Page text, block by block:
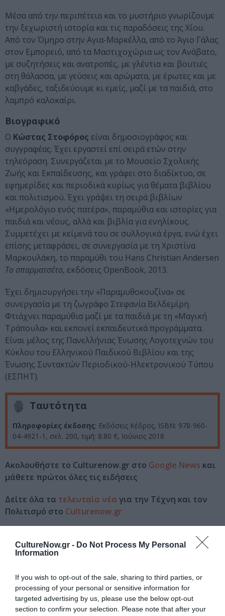
CultureNow.gr - Do Not Process My Personal
Information
If you wish to opt-out of the sale, sharing to third parties, or
processing of your personal or sensitive information for
targeted advertising by us, please use the below opt-out
section to confirm your selection. Please note that after your
Μέσα από την περιπέτεια και το μυστήριο γνωρίζουμε
την ξεχωριστή ιστορία και τις παραδόσεις της Χίου.
Από τον Όμηρο στην Αγια-Μαρκέλλα, από το Άγιο Γάλας
στον Εμπορειό, από τα Μαστιχοχώρια ως τον Ανάβατο,
με συζητήσεις και ανατροπές, με γλέντια και βουτιές
στη θάλασσα, με γεύσεις και αρώματα, με έρωτες και με
καβγάδες, ταξιδεύουμε κι εμείς, μαζί με τα παιδιά, στο
λαμπρό καλοκαίρι.
Βιογραφικό
Ο Κώστας Στοφόρος είναι δημοσιογράφος και
συγγραφέας. Έχει εργαστεί επί σειρά ετών στην
τηλεόραση. Συνεργάζεται με το Μουσείο Σχολικής
Ζωής και Εκπαίδευσης, και γράφει στο διαδίκτυο, σε
εφημερίδες και περιοδικά κυρίως για θέματα βιβλίου
και πολιτισμού. Έχει γράψει τη σειρά βιβλίων
«Ημερολόγιο ενός πατέρα», παραμύθια και ιστορίες για
παιδιά και νέους, αλλά και βιβλία για ενηλίκους.
Συμμετέχει με κείμενά του σε συλλογικά έργα, ενώ έχει
επίσης μεταφράσει, σε συνεργασία με τη Χριστίνα
Μαρκουλάκη, το παραμύθι του Hans Christian Andersen
Το σπαρματσέτο, εκδόσεις OpenBook, 2013.
Έχει δημιουργήσει την «Παραμυθοκουζίνα» σε
συνεργασία με τη ζωγράφο Στεφανία Βελδεμίρη.
Φτιάχνει παραμύθια μαζί με τα παιδιά με τη «Μαγική
Τράπουλα» και εκπονεί εκπαιδευτικά προγράμματα.
Είναι μέλος της Πανελλήνιας Ένωσης Λογοτεχνών του
Κύκλου του Ελληνικού Παιδικού Βιβλίου και της
Ένωσης Συντακτών Περιοδικού-Ηλεκτρονικού Τύπου
(ΕΣΠΗΤ).
Ταυτότητα
Πληροφορίες έκδοσης: Εκδόσεις Κέδρος, ISBN: 978-960-
04-4921-1, σελ. 200, τιμή: 8.80 €, Ιούνιος 2018
Ακολουθήστε το Culturenow.gr στο Google News και
μάθετε πρώτοι όλες τις ειδήσεις
Δείτε όλα τα τελευταία νέα για την Τέχνη και τον
Πολιτισμό στο Culturenow.gr
ΕΚΔΟΣΕΙΣ ΚΕΔΡΟΣ
ΕΛΛΗΝΕΣ ΣΥΓΓΡΑΦΕΙΣ
ΚΩΣΤΑΣ ΣΤΟΦΟΡΟΣ
ΠΑΙΔΙΚΟ ΒΙΒΛΙΟ